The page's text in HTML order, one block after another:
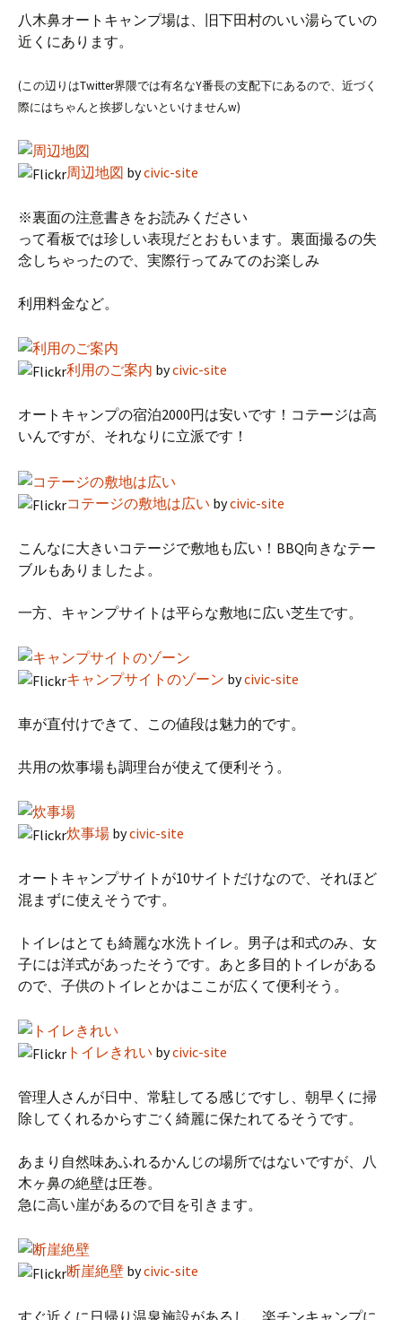
o
o
d
s
八木鼻オートキャンプ場は、旧下田村のいい湯らていの
近くにあります。
(この辺りはTwitter界隈では有名なY番長の支配下にあるので、近づく
際にはちゃんと挨拶しないといけませんw)
周辺地図 bycivic-site
※裏面の注意書きをお読みください
って看板では珍しい表現だとおもいます。裏面撮るの失
念しちゃったので、実際行ってみてのお楽しみ
利用料金など。
利用のご案内 bycivic-site
オートキャンプの宿泊2000円は安いです！コテージは高
いんですが、それなりに立派です！
コテージの敷地は広い bycivic-site
こんなに大きいコテージで敷地も広い！BBQ向きなテー
ブルもありましたよ。
一方、キャンプサイトは平らな敷地に広い芝生です。
キャンプサイトのゾーン bycivic-site
車が直付けできて、この値段は魅力的です。
共用の炊事場も調理台が使えて便利そう。
炊事場 bycivic-site
オートキャンプサイトが10サイトだけなので、それほど
混まずに使えそうです。
トイレはとても綺麗な水洗トイレ。男子は和式のみ、女
子には洋式があったそうです。あと多目的トイレがある
ので、子供のトイレとかはここが広くて便利そう。
トイレきれい bycivic-site
管理人さんが日中、常駐してる感じですし、朝早くに掃
除してくれるからすごく綺麗に保たれてるそうです。
あまり自然味あふれるかんじの場所ではないですが、八
木ヶ鼻の絶壁は圧巻。
急に高い崖があるので目を引きます。
断崖絶壁 bycivic-site
すぐ近くに日帰り温泉施設があるし、楽チンキャンプに